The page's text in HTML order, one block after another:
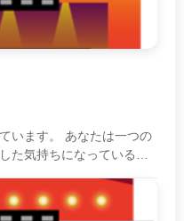
なたは一つの
た気持ちになっているの
・